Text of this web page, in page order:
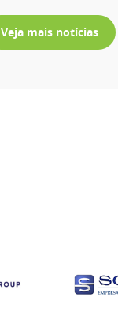
Veja mais notícias